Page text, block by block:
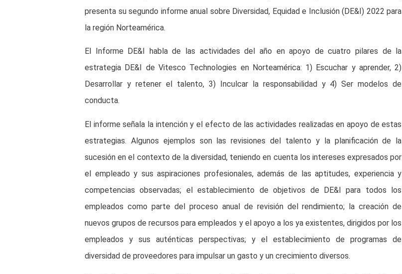
presenta su segundo informe anual sobre Diversidad, Equidad e Inclusión (DE&I) 2022 para
la región Norteamérica.
El Informe DE&I habla de las actividades del año en apoyo de cuatro pilares de la
estrategia DE&I de Vitesco Technologies en Norteamérica: 1) Escuchar y aprender, 2)
Desarrollar y retener el talento, 3) Inculcar la responsabilidad y 4) Ser modelos de
conducta.
El informe señala la intención y el efecto de las actividades realizadas en apoyo de estas
estrategias. Algunos ejemplos son las revisiones del talento y la planificación de la
sucesión en el contexto de la diversidad, teniendo en cuenta los intereses expresados por
el empleado y sus aspiraciones profesionales, además de las aptitudes, experiencia y
competencias observadas; el establecimiento de objetivos de DE&I para todos los
empleados como parte del proceso anual de revisión del rendimiento; la creación de
nuevos grupos de recursos para empleados y el apoyo a los ya existentes, dirigidos por los
empleados y sus auténticas perspectivas; y el establecimiento de programas de
diversidad de proveedores para impulsar un gasto y un crecimiento diversos.